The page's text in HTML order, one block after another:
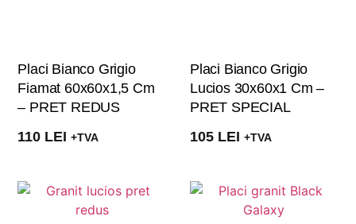
Placi Bianco Grigio
Fiamat 60x60x1,5 Cm
– PRET REDUS
110 LEI +TVA
Placi Bianco Grigio
Lucios 30x60x1 Cm –
PRET SPECIAL
105 LEI +TVA